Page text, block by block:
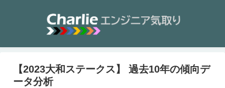
【2023大和ステークス】 過去10年の傾向デ
ータ分析